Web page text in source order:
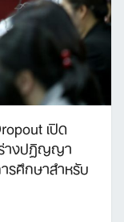
เปิด
างปฏิญญา
รศึกษาสำหรับ